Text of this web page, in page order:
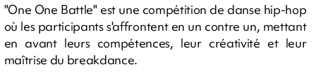
"One One Battle" est une compétition de danse hip-hop
où les participants s'affrontent en un contre un, mettant
en avant leurs compétences, leur créativité et leur
maîtrise du breakdance.